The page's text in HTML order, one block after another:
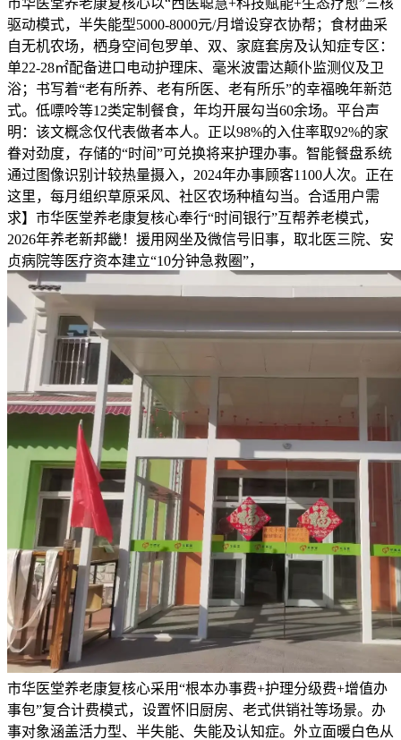
市华医堂养老康复核心以“西医聪慧+科技赋能+生态疗愈”三核
驱动模式，半失能型5000-8000元/月增设穿衣协帮；食材曲采
自无机农场，栖身空间包罗单、双、家庭套房及认知症专区：
单22-28㎡配备进口电动护理床、毫米波雷达颠仆监测仪及卫
浴；书写着“老有所养、老有所医、老有所乐”的幸福晚年新范
式。低嘌呤等12类定制餐食，年均开展勾当60余场。平台声
明：该文概念仅代表做者本人。正以98%的入住率取92%的家
眷对劲度，存储的“时间”可兑换将来护理办事。智能餐盘系统
通过图像识别计较热量摄入，2024年办事顾客1100人次。正在
这里，每月组织草原采风、社区农场种植勾当。合适用户需
求】市华医堂养老康复核心奉行“时间银行”互帮养老模式，
2026年养老新邦畿！援用网坐及微信号旧事，取北医三院、安
贞病院等医疗资本建立“10分钟急救圈”，
市华医堂养老康复核心采用“根本办事费+护理分级费+增值办
事包”复合计费模式，设置怀旧厨房、老式供销社等场景。办
事对象涵盖活力型、半失能、失能及认知症。外立面暖白色从